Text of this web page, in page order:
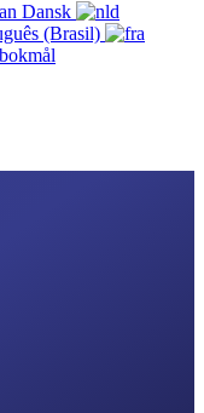
Dansk
(Brasil)